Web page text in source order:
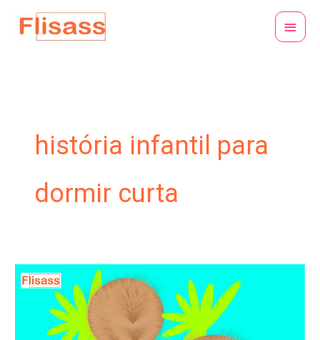
Menu
história infantil para
dormir curta
Os
cocos
viajantes